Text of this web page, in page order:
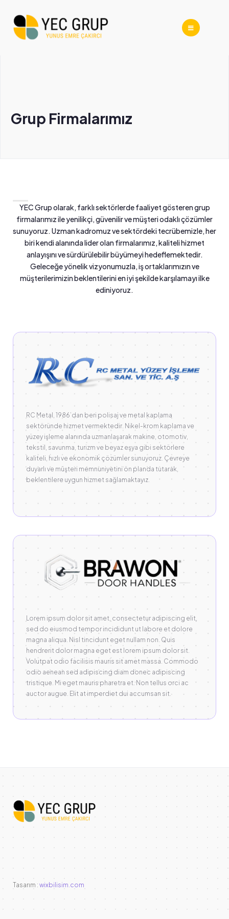
Grup Firmalarımız
YEC Grup olarak, farklı sektörlerde faaliyet gösteren grup
firmalarımız ile yenilikçi, güvenilir ve müşteri odaklı çözümler
sunuyoruz. Uzman kadromuz ve sektördeki tecrübemizle, her
biri kendi alanında lider olan firmalarımız, kaliteli hizmet
anlayışını ve sürdürülebilir büyümeyi hedeflemektedir.
Geleceğe yönelik vizyonumuzla, iş ortaklarımızın ve
müşterilerimizin beklentilerini en iyi şekilde karşılamayı ilke
ediniyoruz.
RC Metal, 1986’dan beri polisaj ve metal kaplama
sektöründe hizmet vermektedir. Nikel-krom kaplama ve
yüzey işleme alanında uzmanlaşarak makine, otomotiv,
tekstil, savunma, turizm ve beyaz eşya gibi sektörlere
kaliteli, hızlı ve ekonomik çözümler sunuyoruz. Çevreye
duyarlı ve müşteri memnuniyetini ön planda tutarak,
beklentilere uygun hizmet sağlamaktayız.
Lorem ipsum dolor sit amet, consectetur adipiscing elit,
sed do eiusmod tempor incididunt ut labore et dolore
magna aliqua. Nisl tincidunt eget nullam non. Quis
hendrerit dolor magna eget est lorem ipsum dolor sit.
Volutpat odio facilisis mauris sit amet massa. Commodo
odio aenean sed adipiscing diam donec adipiscing
tristique. Mi eget mauris pharetra et. Non tellus orci ac
auctor augue. Elit at imperdiet dui accumsan sit.
Tasarım : wixbilisim.com